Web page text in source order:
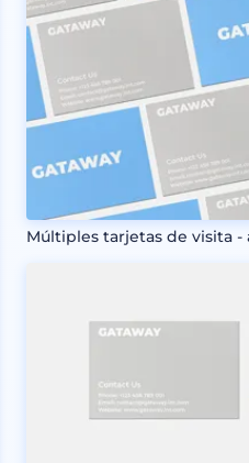
Múltiples tarjetas de visita -